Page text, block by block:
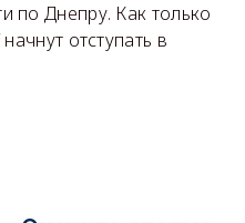
по Днепру. Как только
отступать в